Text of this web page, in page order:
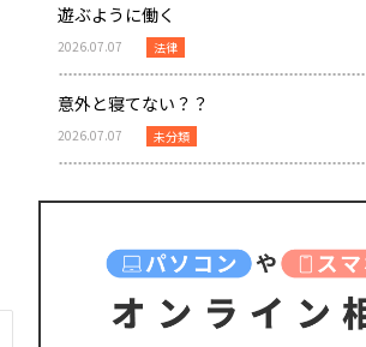
遊ぶように働く
2026.07.07 法律
意外と寝てない？？
2026.07.07 未分類